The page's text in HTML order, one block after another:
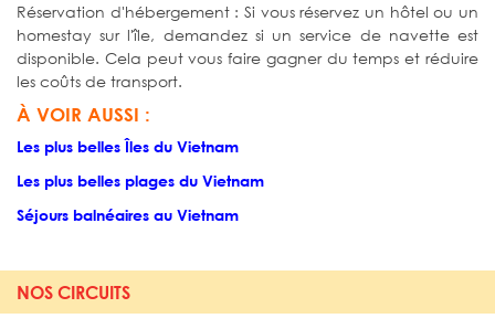
Réservation d'hébergement : Si vous réservez un hôtel ou un
homestay sur l'île, demandez si un service de navette est
disponible. Cela peut vous faire gagner du temps et réduire
les coûts de transport.
À VOIR AUSSI :
Les plus belles Îles du Vietnam
Les plus belles plages du Vietnam
Séjours balnéaires au Vietnam
NOS CIRCUITS